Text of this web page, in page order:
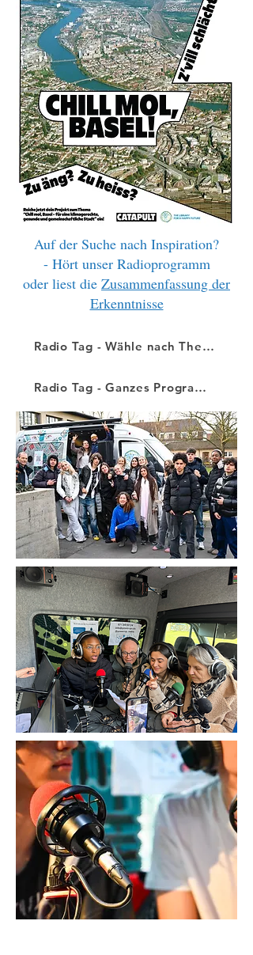
Auf der Suche nach Inspiration?
- Hört unser Radioprogramm
oder liest die Zusammenfassung der
Erkenntnisse
Radio Tag - Wähle nach Thema
Radio Tag - Ganzes Programm